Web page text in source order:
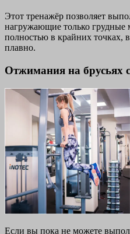
Этот тренажёр позволяет
нагружающие только
полностью в крайних точках,
плавно.
Отжимания на брусьях
Если вы пока не можете